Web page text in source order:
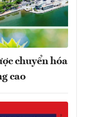
chuyển hóa
cao